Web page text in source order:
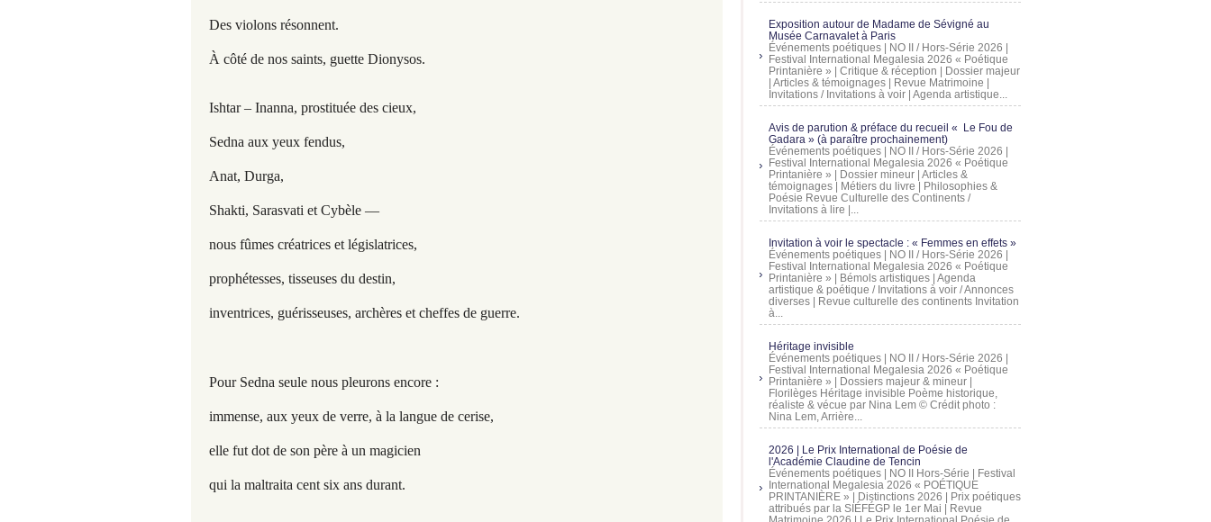
Des violons résonnent.
À côté de nos saints, guette Dionysos.
Ishtar – Inanna, prostituée des cieux,
Sedna aux yeux fendus,
Anat, Durga,
Shakti, Sarasvati et Cybèle —
nous fûmes créatrices et législatrices,
prophétesses, tisseuses du destin,
inventrices, guérisseuses, archères et cheffes de guerre.
Pour Sedna seule nous pleurons encore :
immense, aux yeux de verre, à la langue de cerise,
elle fut dot de son père à un magicien
qui la maltraita cent six ans durant.
Exposition autour de Madame de Sévigné au
Musée Carnavalet à Paris
Événements poétiques | NO II / Hors-Série 2026 |
Festival International Megalesia 2026 « Poétique
Printanière » | Critique & réception | Dossier majeur
| Articles & témoignages | Revue Matrimoine |
Invitations / Invitations à voir | Agenda artistique...
Avis de parution & préface du recueil « Le Fou de
Gadara » (à paraître prochainement)
Événements poétiques | NO II / Hors-Série 2026 |
Festival International Megalesia 2026 « Poétique
Printanière » | Dossier mineur | Articles &
témoignages | Métiers du livre | Philosophies &
Poésie Revue Culturelle des Continents /
Invitations à lire |...
Invitation à voir le spectacle : « Femmes en effets »
Événements poétiques | NO II / Hors-Série 2026 |
Festival International Megalesia 2026 « Poétique
Printanière » | Bémols artistiques | Agenda
artistique & poétique / Invitations à voir / Annonces
diverses | Revue culturelle des continents Invitation
à...
Héritage invisible
Événements poétiques | NO II / Hors-Série 2026 |
Festival International Megalesia 2026 « Poétique
Printanière » | Dossiers majeur & mineur |
Florilèges Héritage invisible Poème historique,
réaliste & vécue par Nina Lem © Crédit photo :
Nina Lem, Arrière...
2026 | Le Prix International de Poésie de
l'Académie Claudine de Tencin
Événements poétiques | NO II Hors-Série | Festival
International Megalesia 2026 « POÉTIQUE
PRINTANIÈRE » | Distinctions 2026 | Prix poétiques
attribués par la SIÉFÉGP le 1er Mai | Revue